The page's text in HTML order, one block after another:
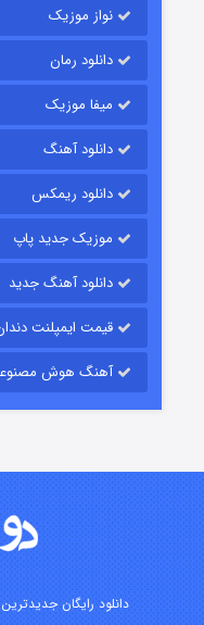
قسمت
نواز موزیک
دانلود رمان
میفا موزیک
دانلود آهنگ
دانلود ریمکس
موزیک جدید پاپ
دانلود آهنگ جدید
قیمت ایمپلنت
آهنگ هوش
دانلود رایگان